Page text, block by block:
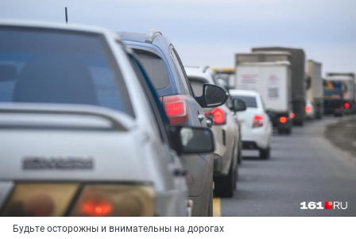
Будьте осторожны и внимательны на дорогах